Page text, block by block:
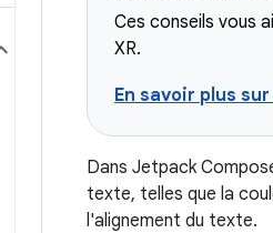
Ces conseils vous
XR.
En savoir plus
Dans Jetpack
texte, telles que la
l'alignement du texte.